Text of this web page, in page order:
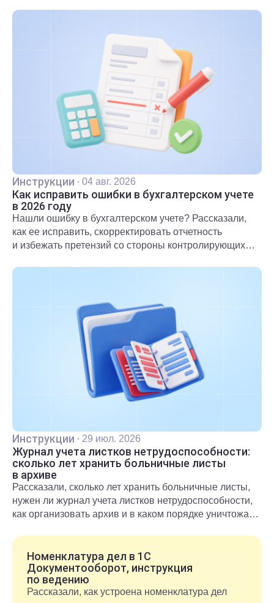
Инструкции · 04 авг. 2026
Как исправить ошибки в бухгалтерском учете
в 2026 году
Нашли ошибку в бухгалтерском учете? Рассказали,
как ее исправить, скорректировать отчетность
и избежать претензий со стороны контролирующих
Инструкции · 29 июл. 2026
Журнал учета листков нетрудоспособности:
сколько лет хранить больничные листы
в архиве
Рассказали, сколько лет хранить больничные листы,
нужен ли журнал учета листков нетрудоспособности,
как организовать архив и в каком порядке уничтожать
Номенклатура дел в 1С
Документооборот, инструкция
по ведению
Рассказали, как устроена номенклатура дел